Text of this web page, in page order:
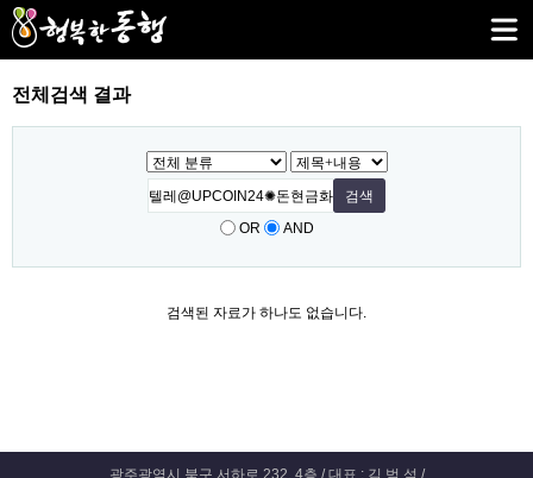
전체검색 결과
OR AND
검색된 자료가 하나도 없습니다.
광주광역시 북구 서하로 232, 4층 / 대표 : 김 범 석 /